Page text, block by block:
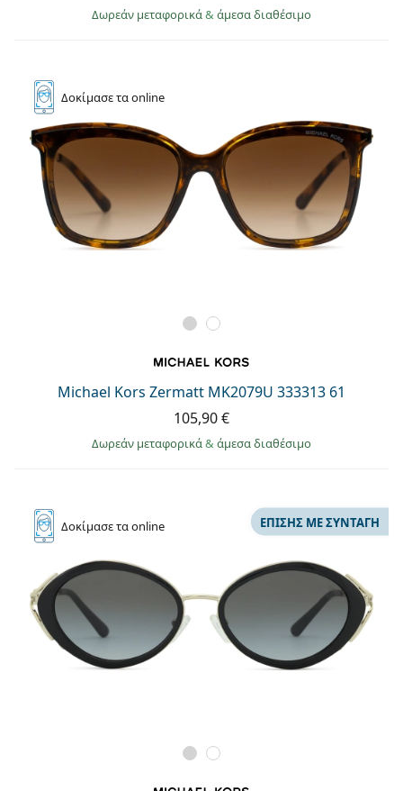
Δωρεάν μεταφορικά & άμεσα διαθέσιμο
Δοκίμασετα online
Michael Kors Zermatt MK2079U 333313 61
105,90 €
Δωρεάν μεταφορικά& άμεσα διαθέσιμο
Δοκίμασετα online ΕΠΊΣΗΣ ΜΕ ΣΥΝΤΑΓΉ